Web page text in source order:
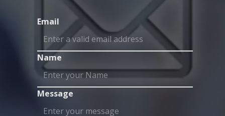
Email
Name
Message